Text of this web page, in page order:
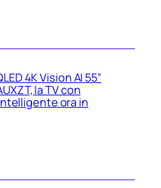
4K Vision AI 55”
la TV con
ora in